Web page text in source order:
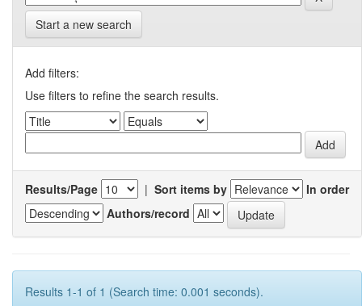
Start a new search
Add filters:
Use filters to refine the search results.
Results/Page | Sort items by
In order
Authors/record
Results 1-1 of 1 (Search time: 0.001 seconds).